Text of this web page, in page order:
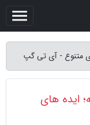
متنوع - آی تی گپ
ایده های